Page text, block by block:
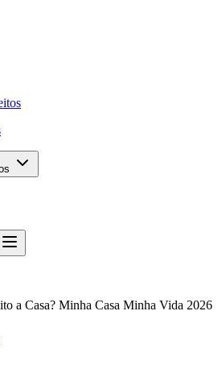
a Casa? Minha Casa Minha Vida 2026